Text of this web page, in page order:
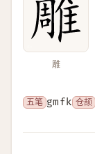
雕
五笔 gmfk 仓颉